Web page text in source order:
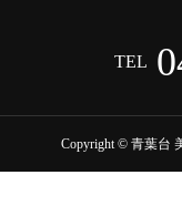
TEL
Copyright © 青葉台